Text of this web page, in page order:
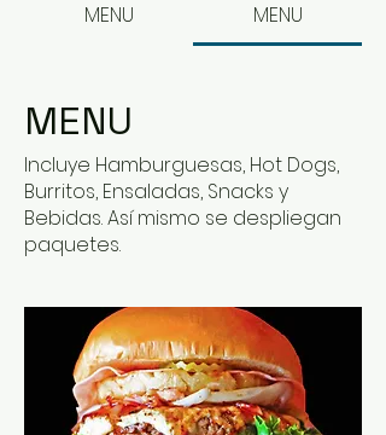
MENU MENU
MENU
Incluye Hamburguesas, Hot Dogs,
Burritos, Ensaladas, Snacks y
Bebidas. Así mismo se despliegan
paquetes.